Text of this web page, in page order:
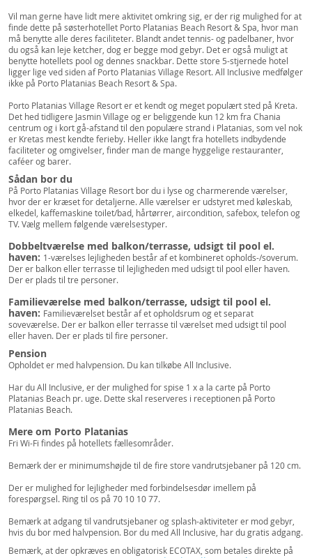
Vil man gerne have lidt mere aktivitet omkring sig, er der rig mulighed for at
finde dette på søsterhotellet Porto Platanias Beach Resort & Spa, hvor man
må benytte alle deres faciliteter. Blandt andet tennis- og padelbaner, hvor
du også kan leje ketcher, dog er begge mod gebyr. Det er også muligt at
benytte hotellets pool og dennes snackbar. Dette store 5-stjernede hotel
ligger lige ved siden af Porto Platanias Village Resort. All Inclusive medfølger
ikke på Porto Platanias Beach Resort & Spa.
Porto Platanias Village Resort er et kendt og meget populært sted på Kreta.
Det hed tidligere Jasmin Village og er beliggende kun 12 km fra Chania
centrum og i kort gå-afstand til den populære strand i Platanias, som vel nok
er Kretas mest kendte ferieby. Heller ikke langt fra hotellets indbydende
faciliteter og omgivelser, finder man de mange hyggelige restauranter,
caféer og barer.
Sådan bor du
På Porto Platanias Village Resort bor du i lyse og charmerende værelser,
hvor der er kræset for detaljerne. Alle værelser er udstyret med køleskab,
elkedel, kaffemaskine toilet/bad, hårtørrer, aircondition, safebox, telefon og
TV. Vælg mellem følgende værelsestyper.
Dobbeltværelse med balkon/terrasse, udsigt til pool el.
haven: 1-værelses lejligheden består af et kombineret opholds-/soverum.
Der er balkon eller terrasse til lejligheden med udsigt til pool eller haven.
Der er plads til tre personer.
Familieværelse med balkon/terrasse, udsigt til pool el.
haven: Familieværelset består af et opholdsrum og et separat
soveværelse. Der er balkon eller terrasse til værelset med udsigt til pool
eller haven. Der er plads til fire personer.
Pension
Opholdet er med halvpension. Du kan tilkøbe All Inclusive.
Har du All Inclusive, er der mulighed for spise 1 x a la carte på Porto
Platanias Beach pr. uge. Dette skal reserveres i receptionen på Porto
Platanias Beach.
Mere om Porto Platanias
Fri Wi-Fi findes på hotellets fællesområder.
Bemærk der er minimumshøjde til de fire store vandrutsjebaner på 120 cm.
Der er mulighed for lejligheder med forbindelsesdør imellem på
forespørgsel. Ring til os på 70 10 10 77.
Bemærk at adgang til vandrutsjebaner og splash-aktiviteter er mod gebyr,
hvis du bor med halvpension. Bor du med All Inclusive, har du gratis adgang.
Bemærk, at der opkræves en obligatorisk ECOTAX, som betales direkte på